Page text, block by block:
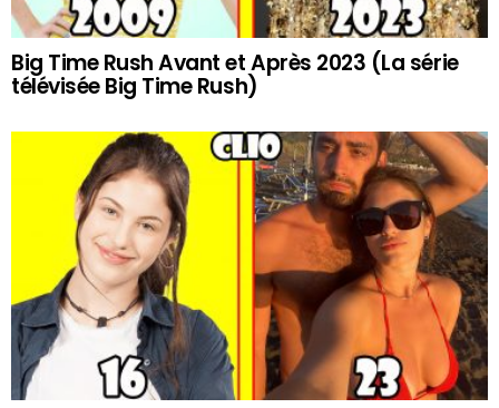
Big Time Rush Avant et Après 2023 (La série
télévisée Big Time Rush)